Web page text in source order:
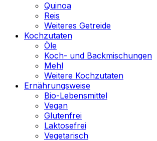
Quinoa
Reis
Weiteres Getreide
Kochzutaten
Öle
Koch- und Backmischungen
Mehl
Weitere Kochzutaten
Ernährungsweise
Bio-Lebensmittel
Vegan
Glutenfrei
Laktosefrei
Vegetarisch